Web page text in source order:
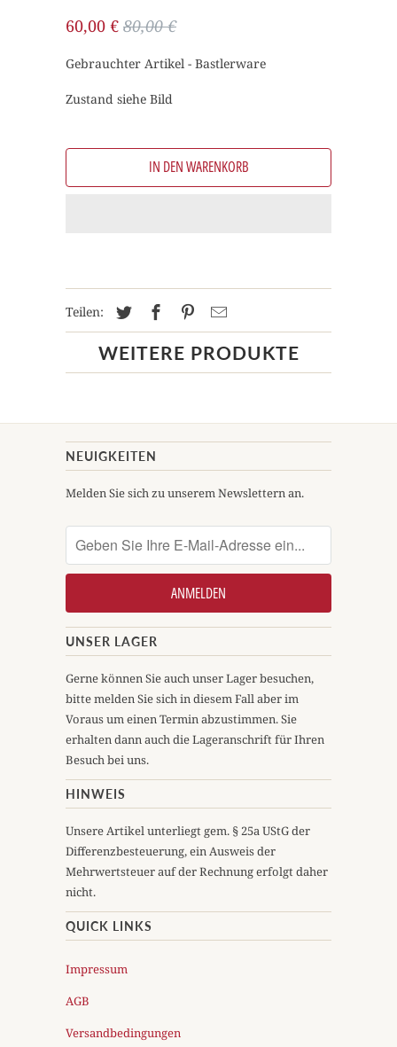
60,00 € 80,00 €
Gebrauchter Artikel - Bastlerware
Zustand siehe Bild
IN DEN WARENKORB
Teilen:
WEITERE PRODUKTE
NEUIGKEITEN
Melden Sie sich zu unserem Newslettern an.
UNSER LAGER
Gerne können Sie auch unser Lager besuchen,
bitte melden Sie sich in diesem Fall aber im
Voraus um einen Termin abzustimmen. Sie
erhalten dann auch die Lageranschrift für Ihren
Besuch bei uns.
HINWEIS
Unsere Artikel unterliegt gem. § 25a UStG der
Differenzbesteuerung, ein Ausweis der
Mehrwertsteuer auf der Rechnung erfolgt daher
nicht.
QUICK LINKS
Impressum
AGB
Versandbedingungen